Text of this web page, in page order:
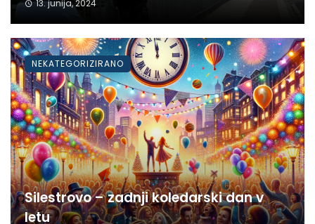
13. junija, 2024
Silestrovo – zadnji koledarski dan v
letu
NEKATEGORIZIRANO